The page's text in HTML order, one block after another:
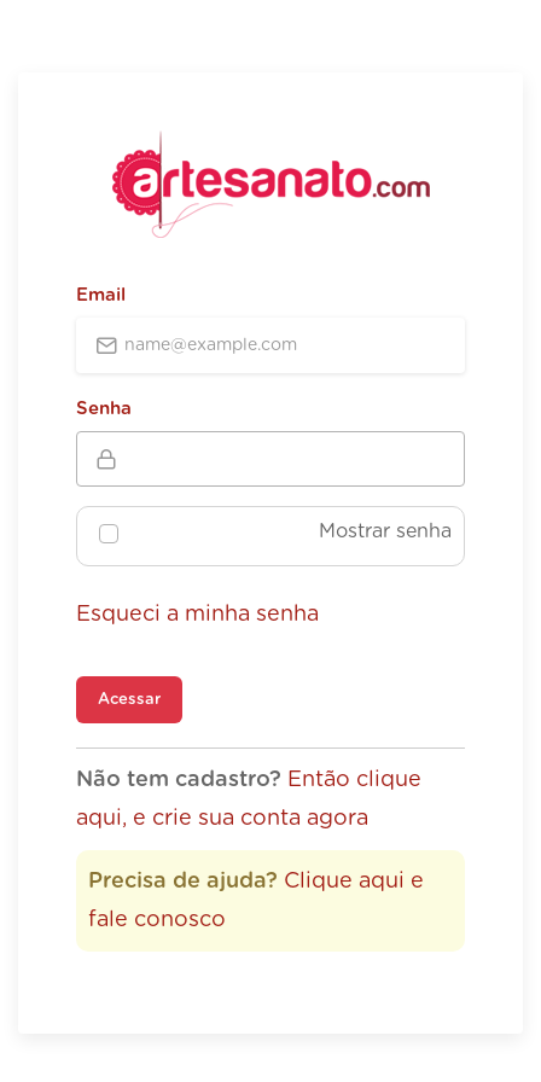
Email
Senha
Mostrar senha
Esqueci a minha senha
Acessar
Não tem cadastro? Então clique
aqui, e crie sua conta agora
Precisa de ajuda? Clique aqui e
fale conosco